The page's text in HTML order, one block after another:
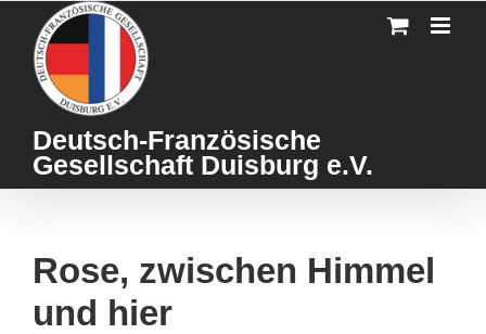
content
Deutsch-Französische
Gesellschaft Duisburg e.V.
Rose, zwischen Himmel
und hier